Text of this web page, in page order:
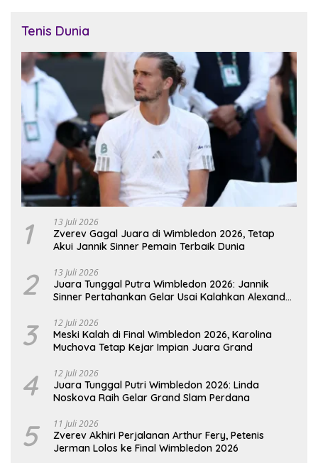
Tenis Dunia
1 13 Juli 2026
Zverev Gagal Juara di Wimbledon 2026, Tetap
Akui Jannik Sinner Pemain Terbaik Dunia
2 13 Juli 2026
Juara Tunggal Putra Wimbledon 2026: Jannik
Sinner Pertahankan Gelar Usai Kalahkan Alexander
3 12 Juli 2026
Meski Kalah di Final Wimbledon 2026, Karolina
Muchova Tetap Kejar Impian Juara Grand
4 12 Juli 2026
Juara Tunggal Putri Wimbledon 2026: Linda
Noskova Raih Gelar Grand Slam Perdana
5 11 Juli 2026
Zverev Akhiri Perjalanan Arthur Fery, Petenis
Jerman Lolos ke Final Wimbledon 2026